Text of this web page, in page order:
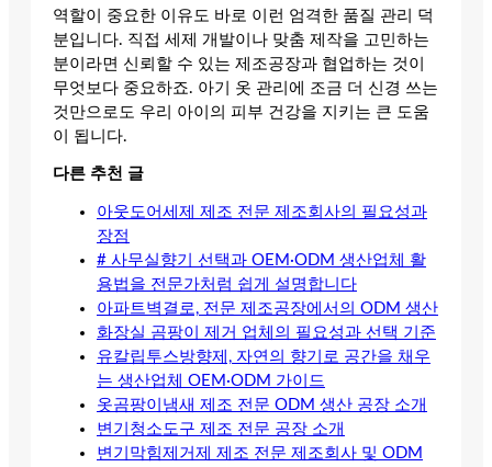
역할이 중요한 이유도 바로 이런 엄격한 품질 관리 덕
분입니다. 직접 세제 개발이나 맞춤 제작을 고민하는
분이라면 신뢰할 수 있는 제조공장과 협업하는 것이
무엇보다 중요하죠. 아기 옷 관리에 조금 더 신경 쓰는
것만으로도 우리 아이의 피부 건강을 지키는 큰 도움
이 됩니다.
다른 추천 글
아웃도어세제 제조 전문 제조회사의 필요성과
장점
# 사무실향기 선택과 OEM·ODM 생산업체 활
용법을 전문가처럼 쉽게 설명합니다
아파트벽결로, 전문 제조공장에서의 ODM 생산
화장실 곰팡이 제거 업체의 필요성과 선택 기준
유칼립투스방향제, 자연의 향기로 공간을 채우
는 생산업체 OEM·ODM 가이드
옷곰팡이냄새 제조 전문 ODM 생산 공장 소개
변기청소도구 제조 전문 공장 소개
변기막힘제거제 제조 전문 제조회사 및 ODM